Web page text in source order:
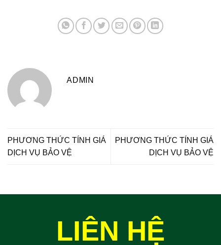
ADMIN
PHƯƠNG THỨC TÍNH GIÁ
DỊCH VỤ BẢO VỆ
PHƯƠNG THỨC TÍNH GIÁ
DỊCH VỤ BẢO VỆ
LIÊN HỆ